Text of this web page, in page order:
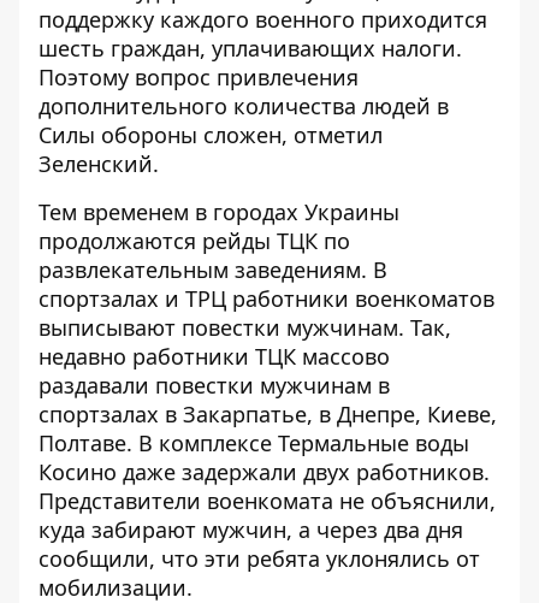
поддержку каждого военного приходится
шесть граждан, уплачивающих налоги.
Поэтому вопрос привлечения
дополнительного количества людей в
Силы обороны сложен, отметил
Зеленский.
Тем временем в городах Украины
продолжаются рейды ТЦК по
развлекательным заведениям. В
спортзалах и ТРЦ работники военкоматов
выписывают повестки мужчинам. Так,
недавно работники ТЦК массово
раздавали повестки мужчинам в
спортзалах в Закарпатье, в Днепре, Киеве,
Полтаве. В комплексе Термальные воды
Косино даже задержали двух работников.
Представители военкомата не объяснили,
куда забирают мужчин, а через два дня
сообщили, что эти ребята уклонялись от
мобилизации.